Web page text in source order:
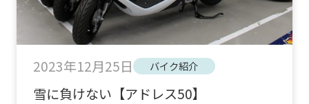
2023年12月25日 バイク紹介
雪に負けない【アドレス50】